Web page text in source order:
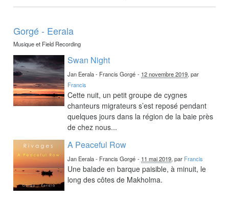
Gorgé - Eerala
Musique et Field Recording
Swan Night
Jan Eerala - Francis Gorgé - 12 novembre 2019, par
Francis
Cette nuit, un petit groupe de cygnes
chanteurs migrateurs s’est reposé pendant
quelques jours dans la région de la baie près
de chez nous...
A Peaceful Row
Jan Eerala - Francis Gorgé - 11 mai 2019, par Francis
Une balade en barque paisible, à minuit, le
long des côtes de Makholma.